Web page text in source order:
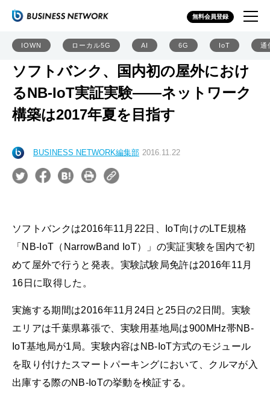
無料会員登録
IOWN ローカル5G AI 6G IoT 通
ソフトバンク、国内初の屋外におけ
るNB-IoT実証実験――ネットワーク
構築は2017年夏を目指す
BUSINESS NETWORK編集部 2016.11.22
ソフトバンクは2016年11月22日、IoT向けのLTE規格
「NB-IoT（NarrowBand IoT）」の実証実験を国内で初
めて屋外で行うと発表。実験試験局免許は2016年11月
16日に取得した。
実施する期間は2016年11月24日と25日の2日間。実験
エリアは千葉県幕張で、実験用基地局は900MHz帯NB-
IoT基地局が1局。実験内容はNB-IoT方式のモジュール
を取り付けたスマートパーキングにおいて、クルマが入
出庫する際のNB-IoTの挙動を検証する。